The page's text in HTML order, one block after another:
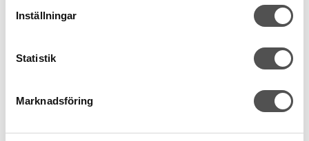
Inställningar
Statistik
Marknadsföring
99 kr
KÖP